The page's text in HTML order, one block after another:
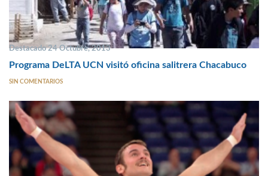
Destacado 24 Octubre, 2013
Programa DeLTA UCN visitó oficina salitrera Chacabuco
SIN COMENTARIOS